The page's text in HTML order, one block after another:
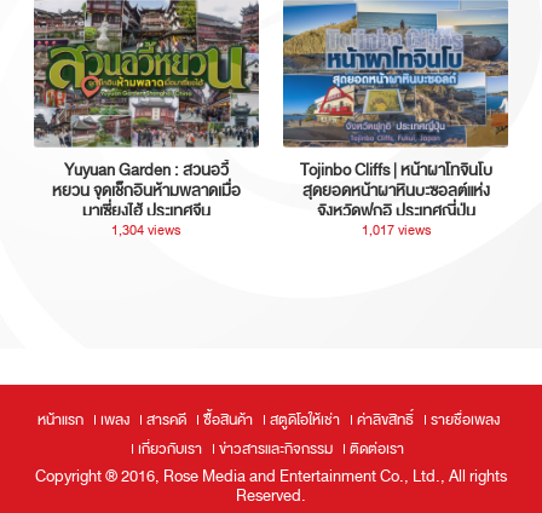
Yuyuan Garden : สวนอวี้
หยวน จุดเช็กอินห้ามพลาดเมื่อ
มาเซี่ยงไฮ้ ประเทศจีน
1,304 views
Tojinbo Cliffs | หน้าผาโทจินโบ
สุดยอดหน้าผาหินบะซอลต์แห่ง
จังหวัดฟุกุอิ ประเทศญี่ปุ่น
1,017 views
หน้าแรก เพลง สารคดี ซื้อสินค้า สตูดิโอให้เช่า ค่าลิขสิทธิ์
รายชื่อเพลง
เกี่ยวกับเรา
ข่าวสารและกิจกรรม ติดต่อเรา
Copyright ® 2016, Rose Media and Entertainment Co., Ltd., All rights
Reserved.